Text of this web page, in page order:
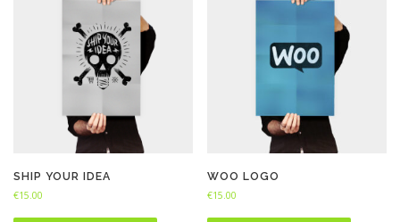
SHIP YOUR IDEA
€15.00
WOO LOGO
€15.00